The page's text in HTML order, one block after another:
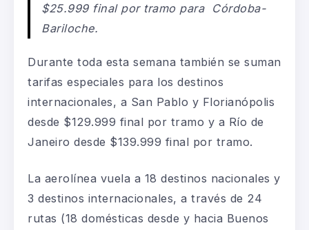
$25.999 final por tramo para Córdoba-
Bariloche.
Durante toda esta semana también se suman
tarifas especiales para los destinos
internacionales, a San Pablo y Florianópolis
desde $129.999 final por tramo y a Río de
Janeiro desde $139.999 final por tramo.
La aerolínea vuela a 18 destinos nacionales y
3 destinos internacionales, a través de 24
rutas (18 domésticas desde y hacia Buenos